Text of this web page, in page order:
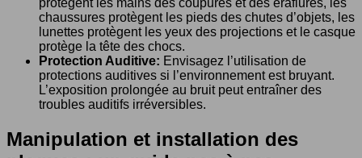
protègent les mains des coupures et des éraflures, les
chaussures protègent les pieds des chutes d’objets, les
lunettes protègent les yeux des projections et le casque
protège la tête des chocs.
Protection Auditive: Envisagez l’utilisation de
protections auditives si l’environnement est bruyant.
L’exposition prolongée au bruit peut entraîner des
troubles auditifs irréversibles.
Manipulation et installation des